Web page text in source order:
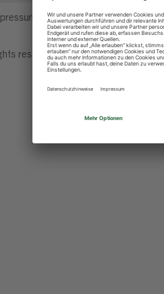
Privatsphäre-Einstellungen
reserved